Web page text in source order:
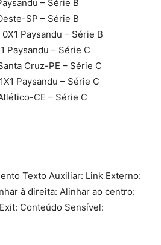
– Série B
SP – Série B
Paysandu – Série B
Paysandu – Série C
Cruz-PE – Série C
Paysandu – Série C
CE – Série C
Texto Auxiliar: Link Externo:
à direita: Alinhar ao centro:
Conteúdo Sensível: